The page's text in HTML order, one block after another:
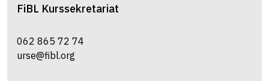
FiBL Kurssekretariat
062 865 72 74
urse@fibl.org